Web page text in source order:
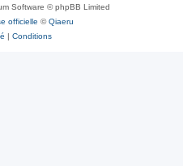
Software © phpBB Limited
officielle ©Qiaeru
| Conditions